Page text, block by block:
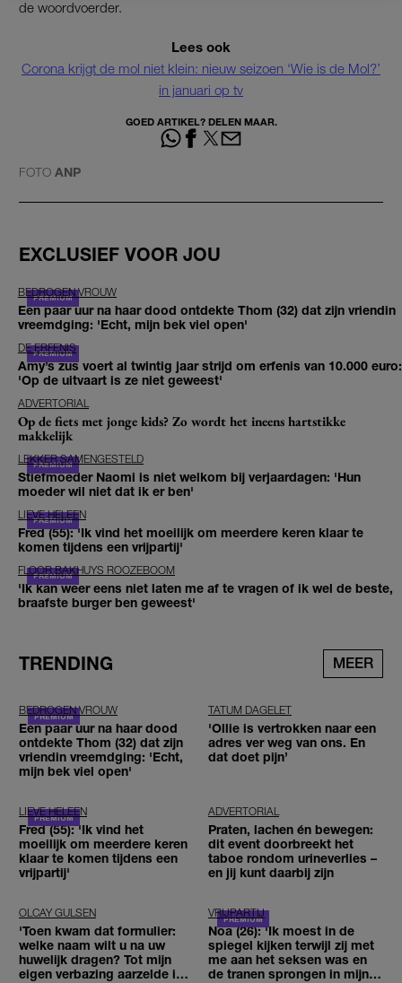
de woordvoerder.
Lees ook
Corona krijgt de mol niet klein: nieuw seizoen ‘Wie is de Mol?’
in januari op tv
GOED ARTIKEL? DELEN MAAR.
FOTO ANP
EXCLUSIEF VOOR JOU
BEDROGEN VROUW
Een paar uur na haar dood ontdekte Thom (32) dat zijn vriendin
vreemdging: 'Echt, mijn bek viel open'
DE ERFENIS
Amy’s zus voert al twintig jaar strijd om erfenis van 10.000 euro:
'Op de uitvaart is ze niet geweest'
ADVERTORIAL
Op de fiets met jonge kids? Zo wordt het ineens hartstikke
makkelijk
LEKKER SAMENGESTELD
Stiefmoeder Naomi is niet welkom bij verjaardagen: 'Hun
moeder wil niet dat ik er ben'
LIEVE HELEEN
Fred (55): 'Ik vind het moeilijk om meerdere keren klaar te
komen tijdens een vrijpartij'
FLOOR BAKHUYS ROOZEBOOM
'Ik kan weer eens niet laten me af te vragen of ik wel de beste,
braafste burger ben geweest'
TRENDING MEER
BEDROGEN VROUW
Een paar uur na haar dood
ontdekte Thom (32) dat zijn
vriendin vreemdging: 'Echt,
mijn bek viel open'
TATUM DAGELET
'Ollie is vertrokken naar een
adres ver weg van ons. En
dat doet pijn’
LIEVE HELEEN
Fred (55): 'Ik vind het
moeilijk om meerdere keren
klaar te komen tijdens een
vrijpartij'
ADVERTORIAL
Praten, lachen én bewegen:
dit event doorbreekt het
taboe rondom urineverlies –
en jij kunt daarbij zijn
OLCAY GULSEN
'Toen kwam dat formulier:
welke naam wilt u na uw
huwelijk dragen? Tot mijn
eigen verbazing aarzelde ik
VRIJPARTIJ
Noa (26): 'Ik moest in de
spiegel kijken terwijl zij met
me aan het seksen was en
de tranen sprongen in mijn